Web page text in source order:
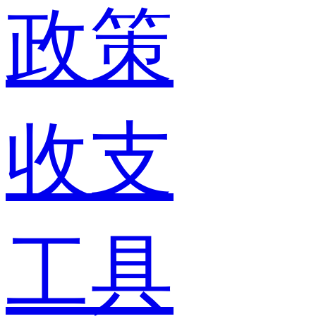
政策
收支
工具